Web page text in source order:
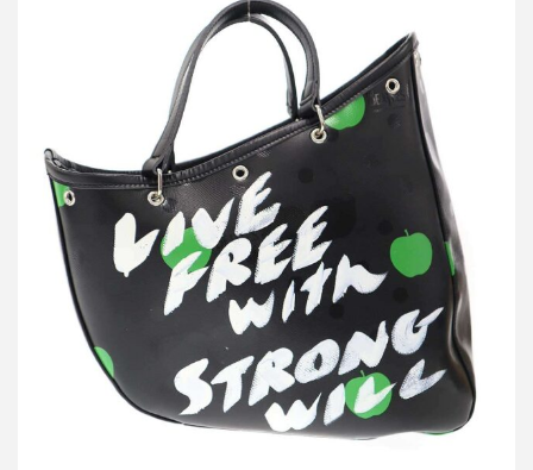
コムデギャルソン The Beatles LIVE FREE with STRONG WILL メ
ッセージ トートバッグ VZ-K250-051
買取金額36,000円
詳しく見る